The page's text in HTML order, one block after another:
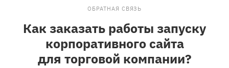
ОБРАТНАЯ СВЯЗЬ
Как заказать работы запуску
корпоративного сайта
для торговой компании?